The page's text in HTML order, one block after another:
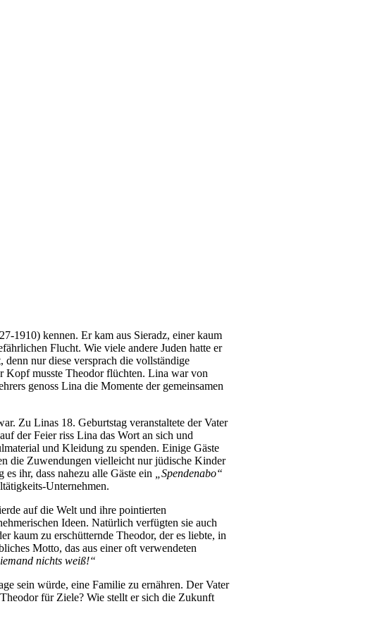
1910) kennen. Er kam aus Sieradz, einer kaum
Flucht. Wie viele andere Juden hatte er
nur diese versprach die vollständige
Kopf musste Theodor flüchten. Lina war von
genoss Lina die Momente der gemeinsamen
Zu Linas 18. Geburtstag veranstaltete der Vater
der Feier riss Lina das Wort an sich und
und Kleidung zu spenden. Einige Gäste
die Zuwendungen vielleicht nur jüdische Kinder
ihr, dass nahezu alle Gäste ein
„Spendenabo“
Unternehmen.
auf die Welt und ihre pointierten
Ideen. Natürlich verfügten sie auch
kaum zu erschütternde Theodor, der es liebte, in
Motto, das aus einer oft verwendeten
nichts weiß!“
sein würde, eine Familie zu ernähren. Der Vater
für Ziele? Wie stellt er sich die Zukunft